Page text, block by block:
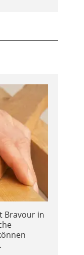
Bravour in